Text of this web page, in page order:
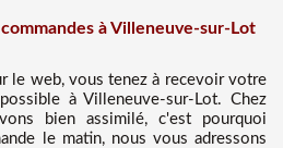
à Villeneuve-sur-Lot
le web, vous tenez à recevoir votre
à Villeneuve-sur-Lot. Chez
bien assimilé, c'est pourquoi
le matin, nous vous adressons